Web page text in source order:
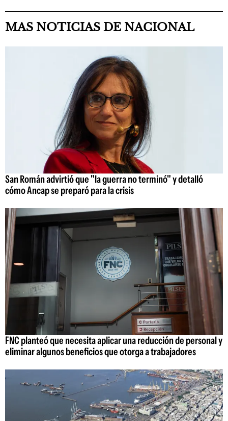
MAS NOTICIAS DE NACIONAL
San Román advirtió que "la guerra no terminó" y detalló
cómo Ancap se preparó para la crisis
FNC planteó que necesita aplicar una reducción de personal y
eliminar algunos beneficios que otorga a trabajadores